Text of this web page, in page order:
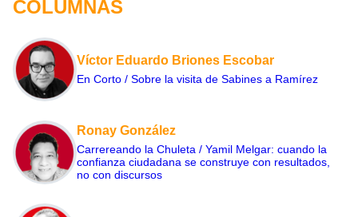
COLUMNAS
Víctor Eduardo Briones Escobar
En Corto / Sobre la visita de Sabines a Ramírez
Ronay González
Carrereando la Chuleta / Yamil Melgar: cuando la
confianza ciudadana se construye con resultados,
no con discursos